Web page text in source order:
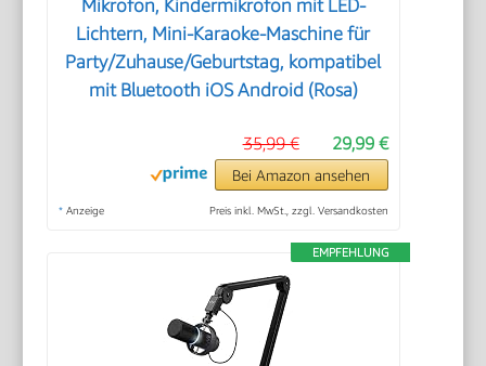
Mikrofon, Kindermikrofon mit LED-
Lichtern, Mini-Karaoke-Maschine für
Party/Zuhause/Geburtstag, kompatibel
mit Bluetooth iOS Android (Rosa)
29,99 €
35,99 €
Bei Amazon ansehen
* Anzeige Preis inkl. MwSt., zzgl. Versandkosten
EMPFEHLUNG